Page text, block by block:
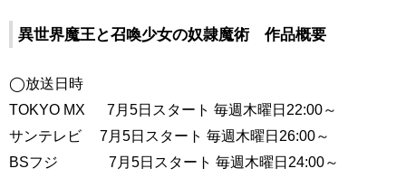
異世界魔王と召喚少女の奴隷魔術 作品概要
◯放送日時
TOKYO MX 7月5日スタート 毎週木曜日22:00～
サンテレビ 7月5日スタート 毎週木曜日26:00～
BSフジ 7月5日スタート 毎週木曜日24:00～